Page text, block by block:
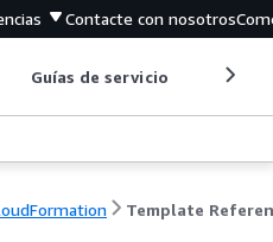
Contacte con nosotros
Guías de servicio
Template